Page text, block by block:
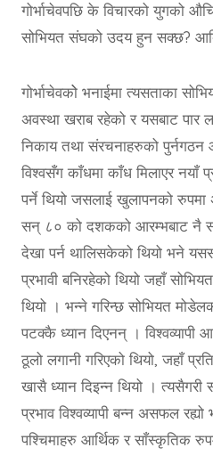
गोर्भाचेवपछि के विचारको युगको
सोभियत संघको उदय हुन सक्छ?
गोर्भाचेवकोे भनाईमा त्यसताका
अवस्था खराब रहेको र यसबाट पार
निकाय तथा संरचनाहरुको
विश्वसँग काँधमा काँध मिलाएर नयाँ
पर्ने थियो जसलाई खुलापनको रुपमा
सन् ८० को दशकको आरम्भबाट नै
देखा पर्न थालिसकेको थियो भने
प्रभावी बनिरहेको थियो जहाँ
थियो । भन्ने गरिन्छ सोभियत
पटक्कै ध्यान दिएनन् ।
ठूलो लगानी गरिएको थियो, जहाँ
खासै ध्यान दिइन्न थियो ।
प्रभाव विश्वव्यापी बन्न असफल
पश्चिमाहरु आर्थिक र साँस्कृतिक